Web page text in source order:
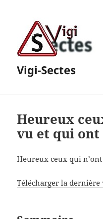
Vigi-Sectes
Heureux
vu et qui
Heureux ceux qui
Télécharger la dernière